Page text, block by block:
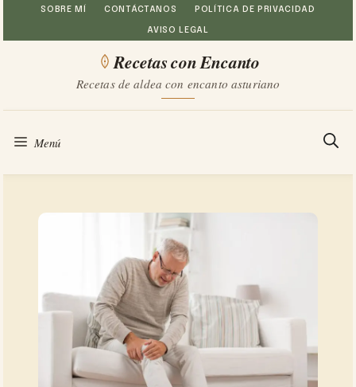
Saltar
al
SOBRE MÍ CONTÁCTANOS POLÍTICA DE PRIVACIDAD
AVISO LEGAL
Recetas con Encanto
Recetas de aldea con encanto asturiano
Menú